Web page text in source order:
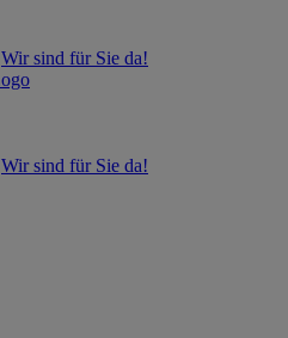
Wir sind für Sie da!
Wir sind für Sie da!